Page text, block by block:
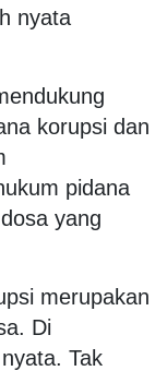
nyata
korupsi dan
pidana
yang
merupakan
Di
Tak